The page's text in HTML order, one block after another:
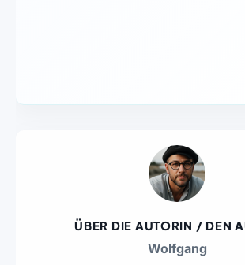
ÜBER DIE AUTORIN / DEN
Wolfgang